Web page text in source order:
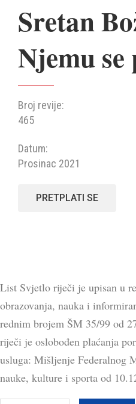
Sretan
Njemu
Broj revije:
465
Datum:
Prosinac 2021
PRETPLATI SE
List Svjetlo riječi je upisan u
obrazovanja, nauka i
rednim brojem ŠM 35/99 od
riječi je oslobođen plaćanja
usluga: Mišljenje Federalnog
nauke, kulture i sporta od